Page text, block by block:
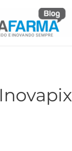
Inovapix